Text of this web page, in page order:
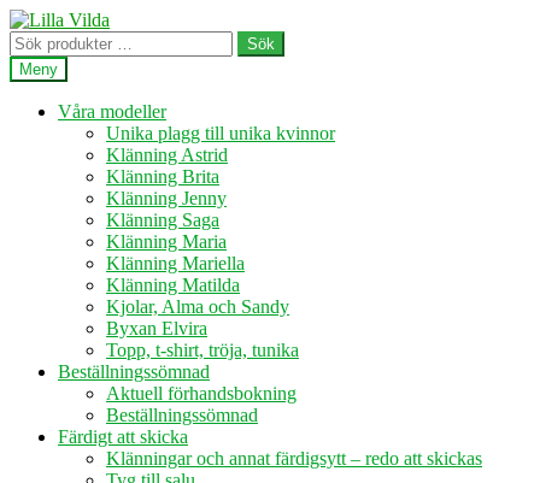
Hoppa
till
navigering
Hoppa
till
innehåll
Sök
efter:
Sök
Meny
Våra modeller
Unika plagg till unika kvinnor
Klänning Astrid
Klänning Brita
Klänning Jenny
Klänning Saga
Klänning Maria
Klänning Mariella
Klänning Matilda
Kjolar, Alma och Sandy
Byxan Elvira
Topp, t-shirt, tröja, tunika
Beställningssömnad
Aktuell förhandsbokning
Beställningssömnad
Färdigt att skicka
Klänningar och annat färdigsytt – redo att skickas